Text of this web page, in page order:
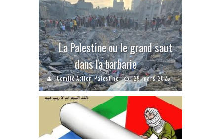
La Palestine ou le grand saut
dans la barbarie
Comité Action Palestine 29 mars 2025